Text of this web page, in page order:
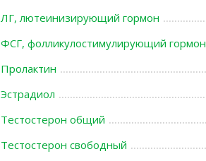
ЛГ, лютеинизирующий гормон
ФСГ, фолликулостимулирующий гормон
Пролактин
Эстрадиол
Тестостерон общий
Тестостерон свободный